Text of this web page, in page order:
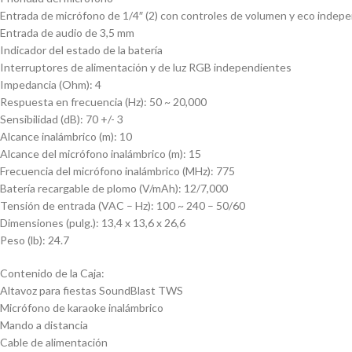
Entrada de micrófono de 1/4″ (2) con controles de volumen y eco
Entrada de audio de 3,5 mm
Indicador del estado de la batería
Interruptores de alimentación y de luz RGB independientes
Impedancia (Ohm): 4
Respuesta en frecuencia (Hz): 50 ~ 20,000
Sensibilidad (dB): 70 +/- 3
Alcance inalámbrico (m): 10
Alcance del micrófono inalámbrico (m): 15
Frecuencia del micrófono inalámbrico (MHz): 775
Batería recargable de plomo (V/mAh): 12/7,000
Tensión de entrada (VAC – Hz): 100 ~ 240 – 50/60
Dimensiones (pulg.): 13,4 x 13,6 x 26,6
Peso (lb): 24.7
Contenido de la Caja:
Altavoz para fiestas SoundBlast TWS
Micrófono de karaoke inalámbrico
Mando a distancia
Cable de alimentación